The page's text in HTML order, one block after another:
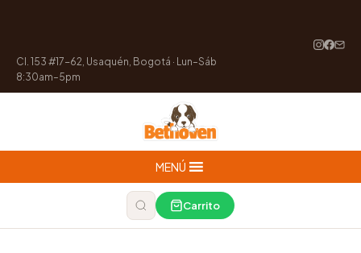
Cl. 153 #17-62, Usaquén, Bogotá · Lun–Sáb
8:30am–5pm
MENÚ
Carrito